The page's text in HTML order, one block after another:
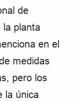
de
la planta
en el
medidas
pero los
la única